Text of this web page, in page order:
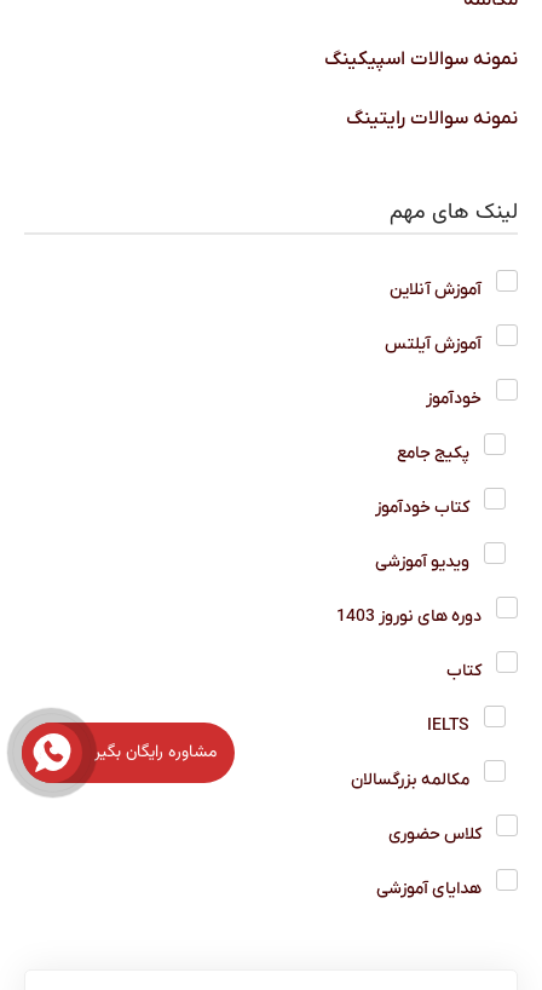
نمونه سوالات اسپیکینگ
نمونه سوالات رایتینگ
لینک های مهم
آموزش آنلاین
آموزش آیلتس
خودآموز
پکیج جامع
کتاب خودآموز
ویدیو آموزشی
دوره های نوروز 1403
کتاب
IELTS
مکالمه بزرگسالان
کلاس حضوری
هدایای آموزشی
مشاوره رایگان بگیر